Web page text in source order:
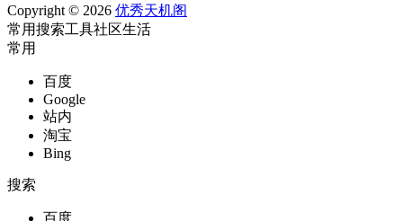
Copyright © 2026 优秀天机阁
常用搜索工具社区生活
常用
百度
Google
站内
淘宝
Bing
搜索
百度